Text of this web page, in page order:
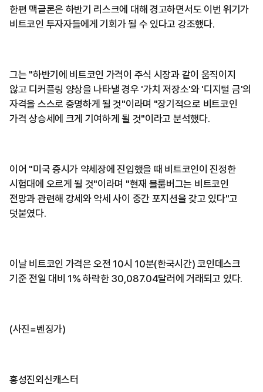
한편 맥글론은 하반기 리스크에 대해 경고하면서도 이번 위기가
비트코인 투자자들에게 기회가 될 수 있다고 강조했다.
그는 "하반기에 비트코인 가격이 주식 시장과 같이 움직이지
않고 디커플링 양상을 나타낼 경우 '가치 저장소'와 '디지털 금'의
자격을 스스로 증명하게 될 것"이라며 "장기적으로 비트코인
가격 상승세에 크게 기여하게 될 것"이라고 분석했다.
이어 "미국 증시가 약세장에 진입했을 때 비트코인이 진정한
시험대에 오르게 될 것"이라며 "현재 블룸버그는 비트코인
전망과 관련해 강세와 약세 사이 중간 포지션을 갖고 있다"고
덧붙였다.
이날 비트코인 가격은 오전 10시 10분(한국시간) 코인데스크
기준 전일 대비 1% 하락한 30,087.04달러에 거래되고 있다.
(사진=벤징가)
홍성진외신캐스터